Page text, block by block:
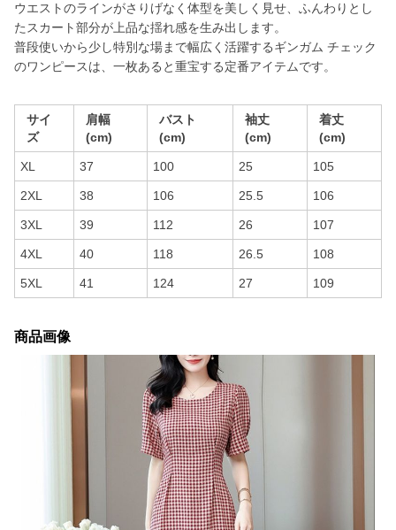
ウエストのラインがさりげなく体型を美しく見せ、ふんわりとし
たスカート部分が上品な揺れ感を生み出します。
普段使いから少し特別な場まで幅広く活躍するギンガム チェック
のワンピースは、一枚あると重宝する定番アイテムです。
サイ
ズ
肩幅
(cm)
バスト
(cm)
袖丈
(cm)
着丈
(cm)
XL 37 100 25 105
2XL 38 106 25.5 106
3XL 39 112 26 107
4XL 40 118 26.5 108
5XL 41 124 27 109
商品画像